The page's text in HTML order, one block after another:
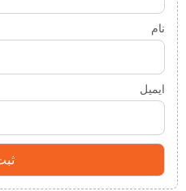
نام
ایمیل